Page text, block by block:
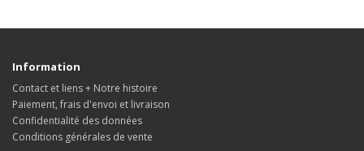
Information
Contact et liens + Notre histoire
Paiement, frais d'envoi et livraison
Confidentialité des données
Conditions générales de vente